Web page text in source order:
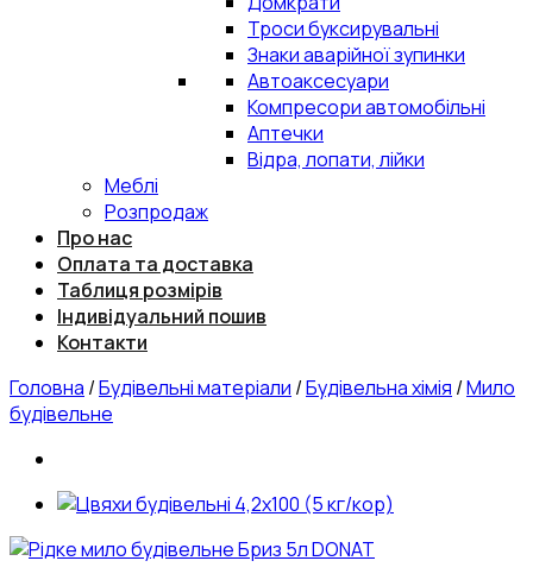
Троси буксирувальні
Знаки аварійної зупинки
Автоаксесуари
Компресори автомобільні
Аптечки
Відра, лопати, лійки
Меблі
Розпродаж
Про нас
Оплата та доставка
Таблиця розмірів
Індивідуальний пошив
Контакти
Головна /Будівельні матеріали /Будівельна хімія /Мило
будівельне